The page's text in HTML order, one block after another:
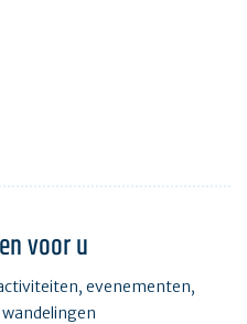
voor u
evenementen,